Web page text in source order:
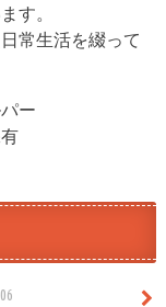
す。
常生活を綴って
ー